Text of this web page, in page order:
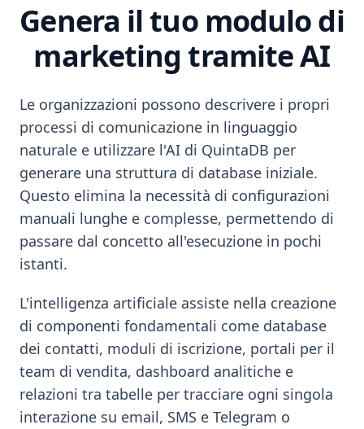
Genera il tuo modulo di
marketing tramite AI
Le organizzazioni possono descrivere i propri
processi di comunicazione in linguaggio
naturale e utilizzare l'AI di QuintaDB per
generare una struttura di database iniziale.
Questo elimina la necessità di configurazioni
manuali lunghe e complesse, permettendo di
passare dal concetto all'esecuzione in pochi
istanti.
L'intelligenza artificiale assiste nella creazione
di componenti fondamentali come database
dei contatti, moduli di iscrizione, portali per il
team di vendita, dashboard analitiche e
relazioni tra tabelle per tracciare ogni singola
interazione su email, SMS e Telegram o